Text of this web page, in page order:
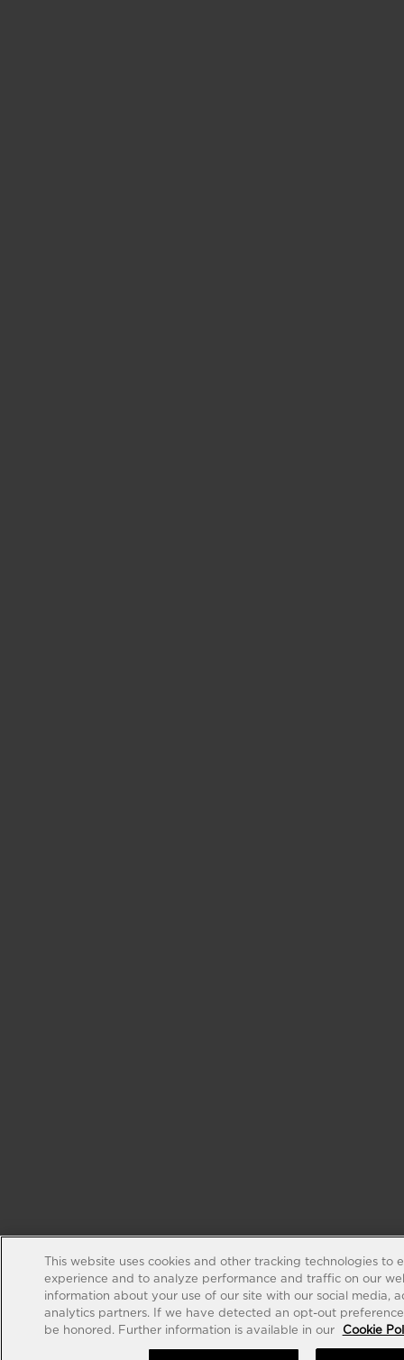
This website uses cookies and other tracking technologies to
experience and to analyze performance and traffic on our
information about your use of our site with our social media,
analytics partners. If we have detected an opt-out
be honored. Further information is available in our
Cookie